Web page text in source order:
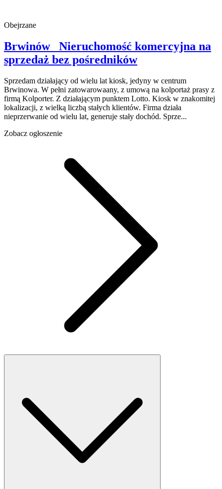
Obejrzane
Brwinów
Nieruchomość komercyjna na
sprzedaż bez pośredników
Sprzedam działający od wielu lat kiosk, jedyny w centrum
Brwinowa. W pełni zatowarowaany, z umową na kolportaż prasy z
firmą Kolporter. Z działającym punktem Lotto. Kiosk w znakomitej
lokalizacji, z wielką liczbą stałych klientów. Firma działa
nieprzerwanie od wielu lat, generuje stały dochód. Sprze...
Zobacz ogłoszenie